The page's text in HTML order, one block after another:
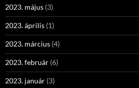
2023. május (3)
2023. április (1)
2023. március (4)
2023. február (6)
2023. január (3)